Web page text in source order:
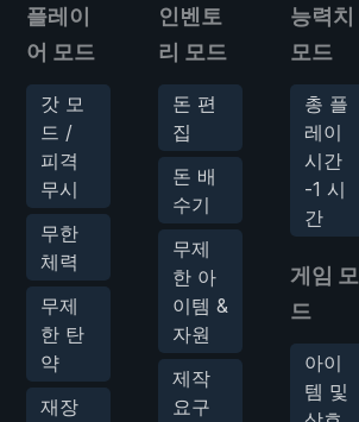
플레이
어 모드
갓 모
드 /
피격
무시
무한
체력
무제
한 탄
약
재장
인벤토
리 모드
돈 편
집
돈 배
수기
무제
한 아
이템 &
자원
제작
요구
능력치
모드
총 플
레이
시간
-1 시
간
게임 모
드
아이
템 및